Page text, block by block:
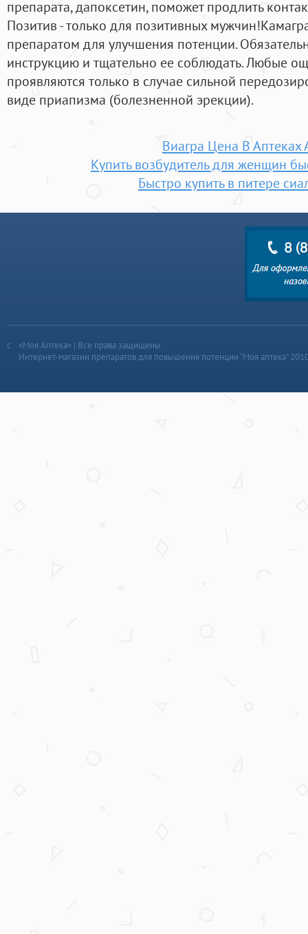
препарата, дапоксетин, поможет продлить
Позитив - только для позитивных
препаратом для улучшения потенции.
инструкцию и тщательно ее соблюдать. Любые
проявляются только в случае сильной
виде приапизма (болезненной эрекции).
Виагра Цена В Аптеках
Купить возбудитель для женщин
Быстро купить в питере
«Моя Аптека» | Все права защищены
Интернет-магазин препаратов для повышения потенции “Моя аптека”